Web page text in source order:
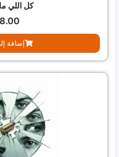
كل اللي
8.00
إضافة